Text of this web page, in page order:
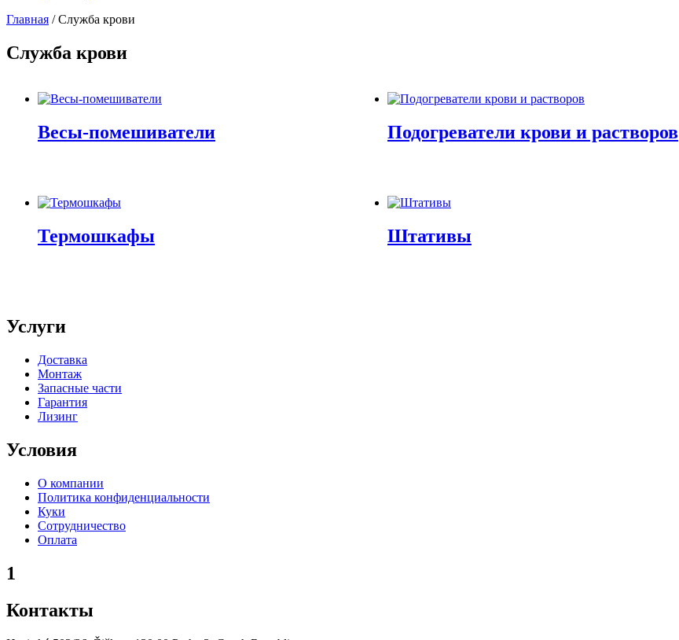
Главная / Служба крови
Служба крови
Весы-помешиватели Подогреватели крови и растворов
Термошкафы Штативы
Услуги
Доставка
Монтаж
Запасные части
Гарантия
Лизинг
Условия
О компании
Политика конфиденциальности
Куки
Сотрудничество
Оплата
1
Контакты